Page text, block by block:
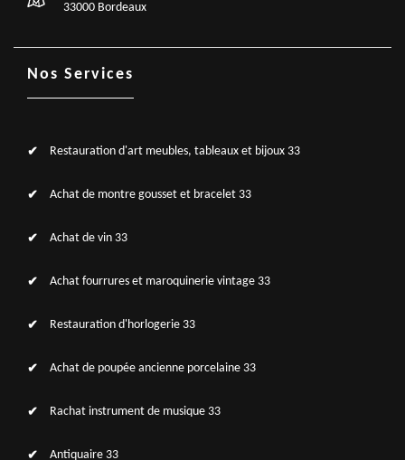
33000 Bordeaux
Nos Services
Restauration d'art meubles, tableaux et bijoux 33
Achat de montre gousset et bracelet 33
Achat de vin 33
Achat fourrures et maroquinerie vintage 33
Restauration d'horlogerie 33
Achat de poupée ancienne porcelaine 33
Rachat instrument de musique 33
Antiquaire 33